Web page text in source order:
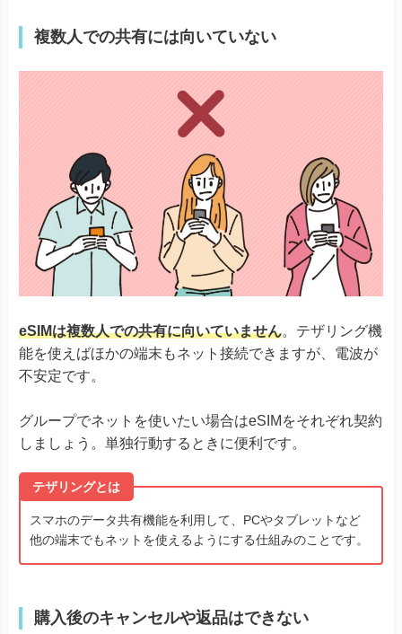
OPPO
Reno10 Pro 5G
A79 5G※ワイモバイル版除く
京セラ
TORQUE® G06
かんたんスマホ３
かんたんスマホ２＋
かんたんスマホ２
キッズケータイ
Android One S10
Android One S9
DIGNO® SANGA
DIGNO® SX3
DIGNO® WX
DIGNO® BX2
DuraForce EX KC-S703
DuraForce EX KY-51D
Libero 5G II
あんしんファミリースマホ
複数人での共有には向いていない
eSIMは複数人での共有に向いていません。テザリング機
能を使えばほかの端末もネット接続できますが、電波が
不安定です。
グループでネットを使いたい場合はeSIMをそれぞれ契約
しましょう。単独行動するときに便利です。
テザリングとは
スマホのデータ共有機能を利用して、PCやタブレットなど
他の端末でもネットを使えるようにする仕組みのことです。
購入後のキャンセルや返品はできない